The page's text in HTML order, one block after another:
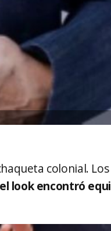
colonial.
look encontró